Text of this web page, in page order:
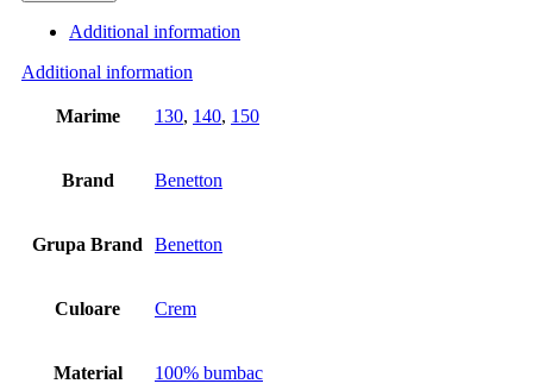
Additional information
Additional information
Marime 130, 140, 150
Brand Benetton
Grupa Brand Benetton
Culoare Crem
Material 100% bumbac